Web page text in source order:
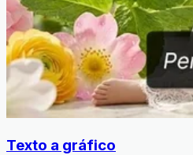
Texto a gráfico